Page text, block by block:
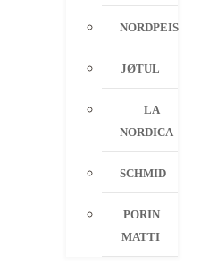
NORDPEIS
JØTUL
LA
NORDICA
SCHMID
PORIN
MATTI